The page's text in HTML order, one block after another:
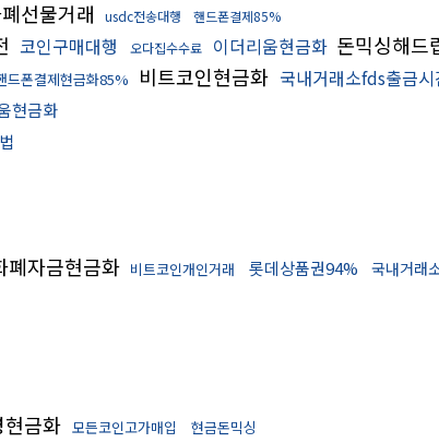
선물거래 usdc전송대행 핸드폰결제85%
코인구매대행 오다집수수료 이더리움현금화 돈믹싱해드
드폰결제현금화85% 비트코인현금화 국내거래소fds출금
현금화
폐자금현금화 비트코인개인거래 롯데상품권94% 국내거래
현금화 모든코인고가매입
현금돈믹싱